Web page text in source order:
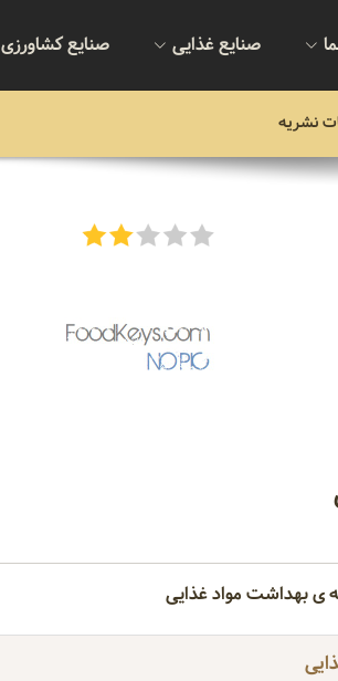
صنایع غذایی صنایع کشاورزی
نشریه
ی بهداشت مواد غذایی